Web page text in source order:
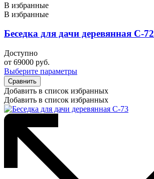
В избранные
В избранные
Беседка для дачи деревянная С-72
Доступно
от 69000 руб.
Выберите параметры
Сравнить
Добавить в список избранных
Добавить в список избранных